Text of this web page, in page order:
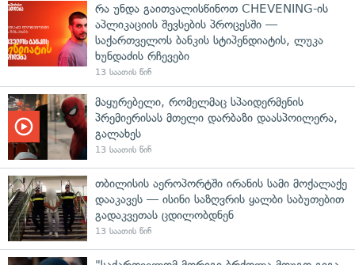
რა უნდა გაითვალისწინოთ CHEVENING-ის
აპლიკაციის შევსების პროცესში —
საქართველოს ბანკის სტიპენდიატის, ლუკა
ხუნდაძის რჩევები
13 საათის წინ
მაყურებელი, რომელმაც სპაიდერმენის
პრემიერისას მთელი დარბაზი დაასპოილერა,
გალახეს
13 საათის წინ
თბილისის აეროპორტში ირანის სამი მოქალაქე
დააკავეს — ისინი საზღვრის ყალბი საბუთებით
გადაკვეთას ცდილობდნენ
13 საათის წინ